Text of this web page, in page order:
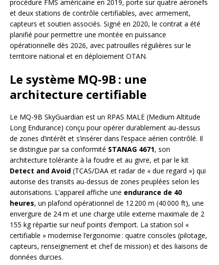
procédure FMS américaine en 2019, porte sur quatre aéronefs
et deux stations de contrôle certifiables, avec armement,
capteurs et soutien associés. Signé en 2020, le contrat a été
planifié pour permettre une montée en puissance
opérationnelle dès 2026, avec patrouilles régulières sur le
territoire national et en déploiement OTAN.
Le système MQ-9B : une
architecture certifiable
Le MQ-9B SkyGuardian est un RPAS MALE (Medium Altitude
Long Endurance) conçu pour opérer durablement au-dessus
de zones d’intérêt et s’insérer dans l’espace aérien contrôlé. Il
se distingue par sa conformité STANAG 4671, son
architecture tolérante à la foudre et au givre, et par le kit
Detect and Avoid (TCAS/DAA et radar de « due regard ») qui
autorise des transits au-dessus de zones peuplées selon les
autorisations. L’appareil affiche une endurance de 40
heures, un plafond opérationnel de 12 200 m (40 000 ft), une
envergure de 24 m et une charge utile externe maximale de 2
155 kg répartie sur neuf points d’emport. La station sol «
certifiable » modernise l’ergonomie : quatre consoles (pilotage,
capteurs, renseignement et chef de mission) et des liaisons de
données durcies.